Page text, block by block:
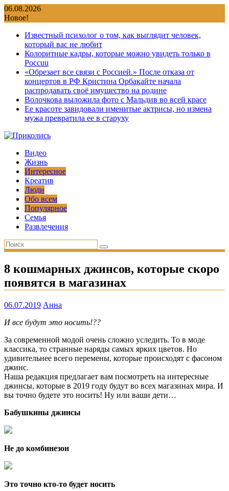
Перейти
к
06.08.2026
Новое!
Известный психолог о том, как выглядит человек,
который вас не любит
Колоритные кадры, которые можно увидеть только в
Россuu
«Обрезает все связи с Россией.» После отказа от
концертов в РФ Кристина Орбакайте начала
распродавать своё имущество на родине
Волочкова выложила фото с Мальдив во всей красе
Ее красоте завидовали именитые актрисы, но измена
мужа превратила ее в старуху
Видео
Жизнь
Интересное
Креатив
Люди
Обо всем
Популярное
Семья
Развлечения
8 кошмарных джинсов, которые скоро
появятся в магазинах
06.07.2019 Анна
И все будут это носить!??
За современной модой очень сложно уследить. То в моде
классика, то странные наряды самых ярких цветов. Но
удивительнее всего перемены, которые происходят с фасоном
джинс.
Наша редакция предлагает вам посмотреть на интересные
джинсы, которые в 2019 году будут во всех магазинах мира. И
вы точно будете это носить! Ну или ваши дети…
Бабушкины джинсы
Не до комбинезон
Это точно кто-то будет носить